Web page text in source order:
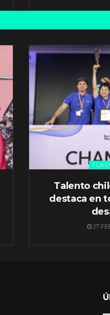
Talento
destaca en
27